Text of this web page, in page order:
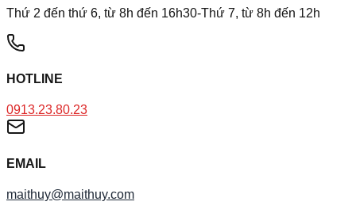
Thứ 2 đến thứ 6, từ 8h đến 16h30-Thứ 7, từ 8h đến 12h
HOTLINE
0913.23.80.23
EMAIL
maithuy@maithuy.com